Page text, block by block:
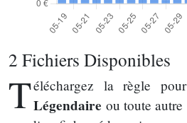
2 Fichiers Disponibles
Téléchargez la règle pour
Légendaire ou toute autre